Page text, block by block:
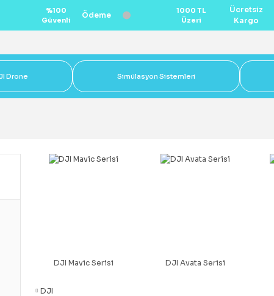
%100
Güvenli
Ödeme
1000 TL
Üzeri
Ücretsiz
Kargo
Drone Simülasyon Sistemleri
DJI Mavic Serisi DJI Avata Serisi
DJI